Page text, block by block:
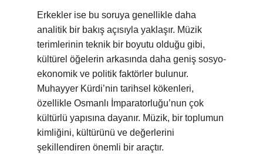
Erkekler ise bu soruya genellikle daha
analitik bir bakış açısıyla yaklaşır. Müzik
terimlerinin teknik bir boyutu olduğu gibi,
kültürel öğelerin arkasında daha geniş sosyo-
ekonomik ve politik faktörler bulunur.
Muhayyer Kürdi’nin tarihsel kökenleri,
özellikle Osmanlı İmparatorluğu’nun çok
kültürlü yapısına dayanır. Müzik, bir toplumun
kimliğini, kültürünü ve değerlerini
şekillendiren önemli bir araçtır.